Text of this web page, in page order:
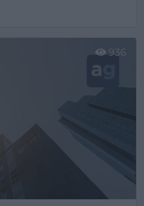
936